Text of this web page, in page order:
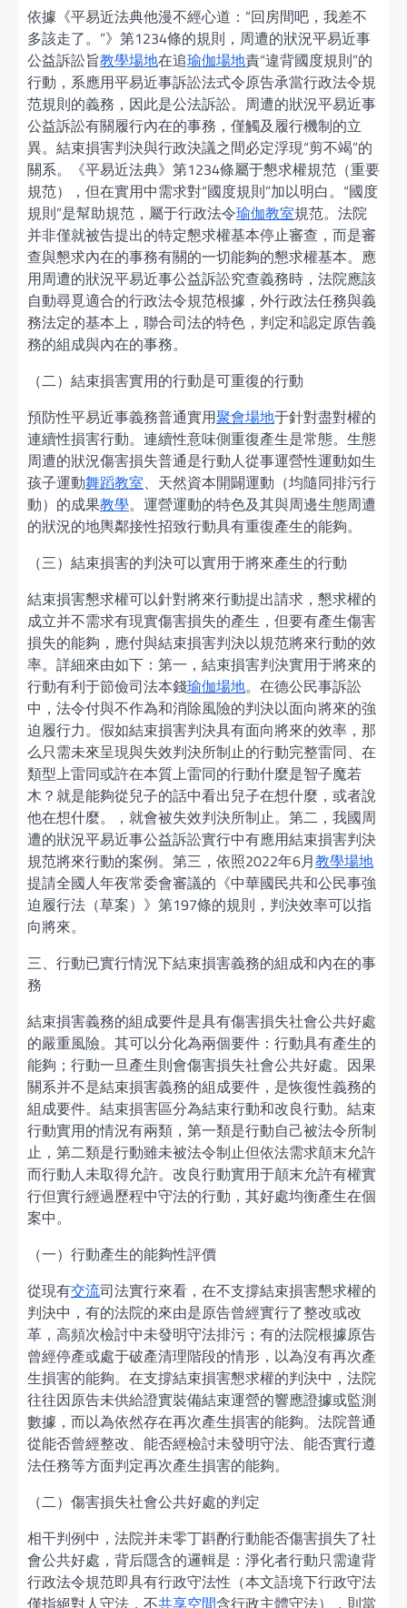
依據《平易近法典他漫不經心道：“回房間吧，我差不
多該走了。”》第1234條的規則，周遭的狀況平易近事
公益訴訟旨教學場地在追瑜伽場地責“違背國度規則”的
行動，系應用平易近事訴訟法式令原告承當行政法令規
范規則的義務，因此是公法訴訟。周遭的狀況平易近事
公益訴訟有關履行內在的事務，僅觸及履行機制的立
異。結束損害判決與行政決議之間必定浮現“剪不竭”的
關系。《平易近法典》第1234條屬于懇求權規范（重要
規范），但在實用中需求對“國度規則”加以明白。“國度
規則”是幫助規范，屬于行政法令瑜伽教室規范。法院
并非僅就被告提出的特定懇求權基本停止審查，而是審
查與懇求內在的事務有關的一切能夠的懇求權基本。應
用周遭的狀況平易近事公益訴訟究查義務時，法院應該
自動尋覓適合的行政法令規范根據，外行政法任務與義
務法定的基本上，聯合司法的特色，判定和認定原告義
務的組成與內在的事務。
（二）結束損害實用的行動是可重復的行動
預防性平易近事義務普通實用聚會場地于針對盡對權的
連續性損害行動。連續性意味側重復產生是常態。生態
周遭的狀況傷害損失普通是行動人從事運營性運動如生
孩子運動舞蹈教室、天然資本開闢運動（均隨同排污行
動）的成果教學。運營運動的特色及其與周邊生態周遭
的狀況的地輿鄰接性招致行動具有重復產生的能夠。
（三）結束損害的判決可以實用于將來產生的行動
結束損害懇求權可以針對將來行動提出請求，懇求權的
成立并不需求有現實傷害損失的產生，但要有產生傷害
損失的能夠，應付與結束損害判決以規范將來行動的效
率。詳細來由如下：第一，結束損害判決實用于將來的
行動有利于節儉司法本錢瑜伽場地。在德公民事訴訟
中，法令付與不作為和消除風險的判決以面向將來的強
迫履行力。假如結束損害判決具有面向將來的效率，那
么只需未來呈現與失效判決所制止的行動完整雷同、在
類型上雷同或許在本質上雷同的行動什麼是智子魔若
木？就是能夠從兒子的話中看出兒子在想什麼，或者說
他在想什麼。，就會被失效判決所制止。第二，我國周
遭的狀況平易近事公益訴訟實行中有應用結束損害判決
規范將來行動的案例。第三，依照2022年6月教學場地
提請全國人年夜常委會審議的《中華國民共和公民事強
迫履行法（草案）》第197條的規則，判決效率可以指
向將來。
三、行動已實行情況下結束損害義務的組成和內在的事
務
結束損害義務的組成要件是具有傷害損失社會公共好處
的嚴重風險。其可以分化為兩個要件：行動具有產生的
能夠；行動一旦產生則會傷害損失社會公共好處。因果
關系并不是結束損害義務的組成要件，是恢復性義務的
組成要件。結束損害區分為結束行動和改良行動。結束
行動實用的情況有兩類，第一類是行動自己被法令所制
止，第二類是行動雖未被法令制止但依法需求顛末允許
而行動人未取得允許。改良行動實用于顛末允許有權實
行但實行經過歷程中守法的行動，其好處均衡產生在個
案中。
（一）行動產生的能夠性評價
從現有交流司法實行來看，在不支撐結束損害懇求權的
判決中，有的法院的來由是原告曾經實行了整改或改
革，高頻次檢討中未發明守法排污；有的法院根據原告
曾經停產或處于破產清理階段的情形，以為沒有再次產
生損害的能夠。在支撐結束損害懇求權的判決中，法院
往往因原告未供給證實裝備結束運營的響應證據或監測
數據，而以為依然存在再次產生損害的能夠。法院普通
從能否曾經整改、能否經檢討未發明守法、能否實行遵
法任務等方面判定再次產生損害的能夠。
（二）傷害損失社會公共好處的判定
相干判例中，法院并未零丁斟酌行動能否傷害損失了社
會公共好處，背后隱含的邏輯是：淨化者行動只需違背
行政法令規范即具有行政守法性（本文語境下行政守法
僅指絕對人守法，不共享空間含行政主體守法），則當